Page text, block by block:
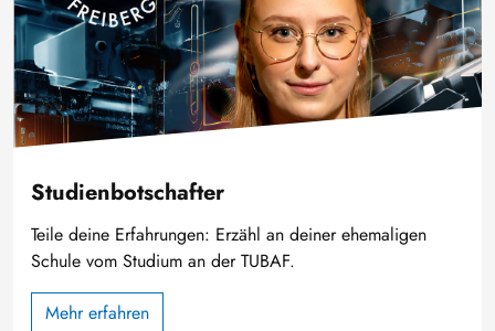
Studienbotschafter
Teile deine Erfahrungen: Erzähl an deiner ehemaligen
Schule vom Studium an der TUBAF.
Mehr erfahren